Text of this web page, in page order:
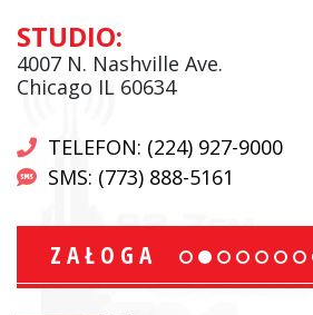
STUDIO:
4007 N. Nashville Ave.
Chicago IL 60634
TELEFON: (224) 927-9000
SMS: (773) 888-5161
ZAŁOGA